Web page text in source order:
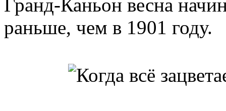
Гранд-Каньон весна
раньше, чем в 1901 году.